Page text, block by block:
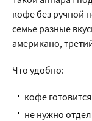
кофе без ручной
семье разные
американо,
Что удобно:
кофе
не нужно